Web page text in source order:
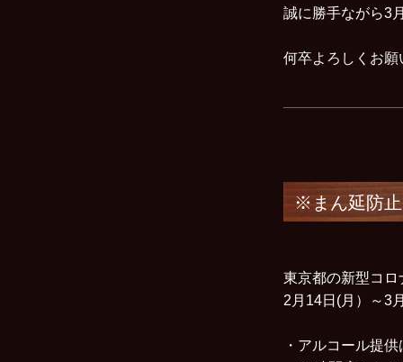
誠に勝手ながら3
何卒よろしくお
※まん延防止
東京都の新型コ
2月14日(月）～3
・アルコール提